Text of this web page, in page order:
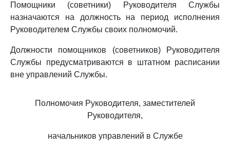
Помощники (советники) Руководителя Службы
назначаются на должность на период исполнения
Руководителем Службы своих полномочий.
Должности помощников (советников) Руководителя
Службы предусматриваются в штатном расписании
вне управлений Службы.
Полномочия Руководителя, заместителей
Руководителя,
начальников управлений в Службе